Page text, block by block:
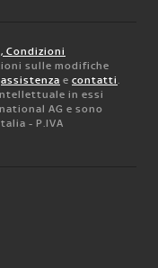
Condizioni
sulle modifiche
assistenza e contatti.
in essi
AG e sono
- P.IVA